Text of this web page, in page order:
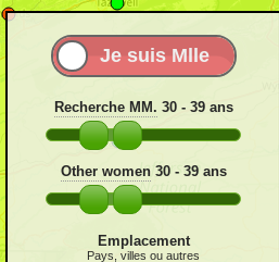
Recherche MM. 30 - 39ans
Other women 30 - 39ans
Emplacement
Pays, villes ou autres